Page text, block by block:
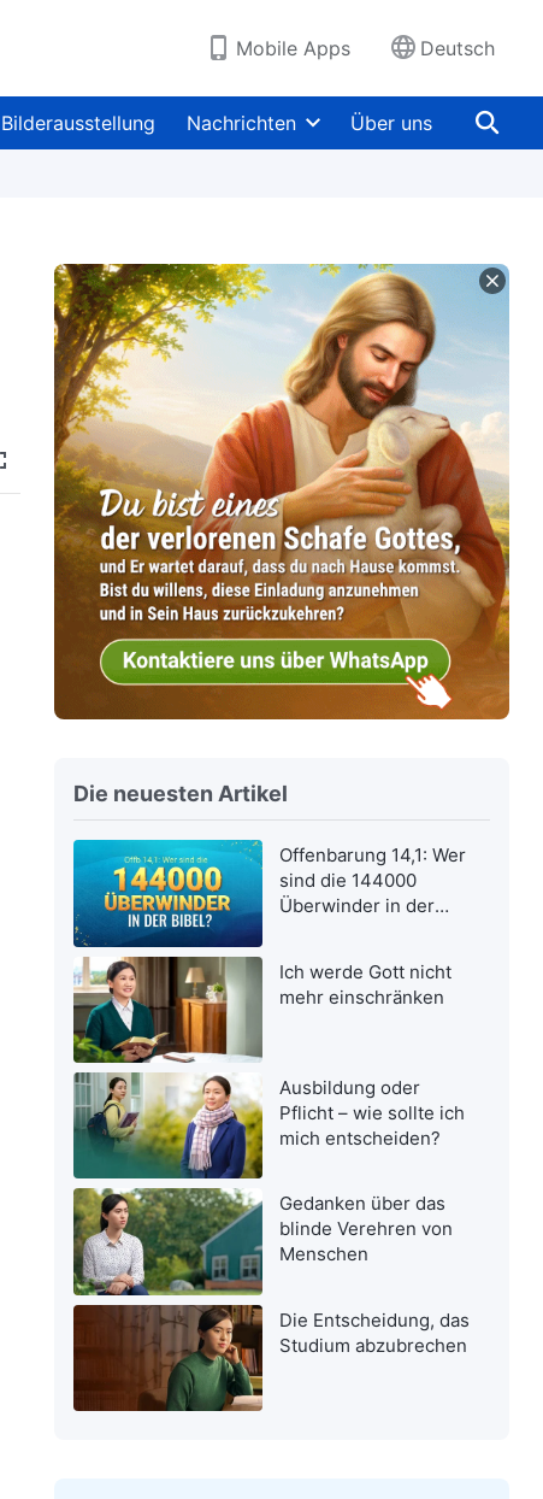
Mobile Apps Deutsch
Bilderausstellung Nachrichten Über uns
Die neuesten Artikel
Offenbarung 14,1: Wer
sind die 144000
Überwinder in der
Ich werde Gott nicht
mehr einschränken
Ausbildung oder
Pflicht – wie sollte ich
mich entscheiden?
Gedanken über das
blinde Verehren von
Menschen
Die Entscheidung, das
Studium abzubrechen